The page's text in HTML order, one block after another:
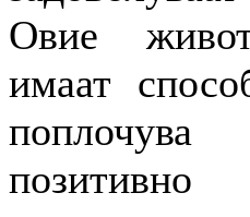
Овие
имаат